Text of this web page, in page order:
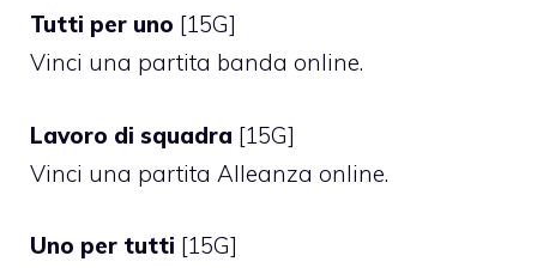
Tutti per uno [15G]
Vinci una partita banda online.
Lavoro di squadra [15G]
Vinci una partita Alleanza online.
Uno per tutti [15G]